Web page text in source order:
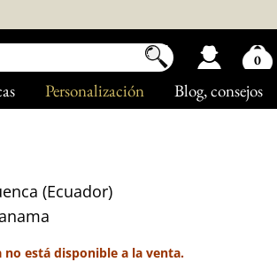
Blog, consejos
Personalización
(Ecuador)
no está disponible a la venta.
0